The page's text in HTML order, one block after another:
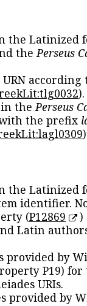
the Latinized
thePerseus
URN according
in thePerseus
the prefix
the Latinized
identifier.
(P12869
)
Latin
provided by
P19) for
URIs.
provided by